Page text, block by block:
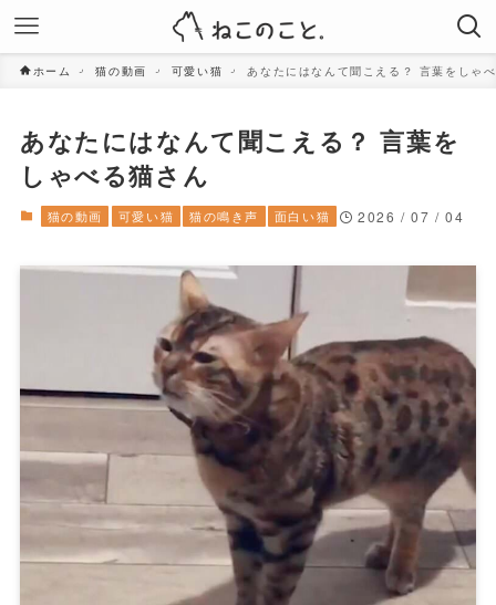
ホーム 猫の動画 可愛い猫 あなたにはなんて聞こえる？ 言葉をしゃ
あなたにはなんて聞こえる？ 言葉を
しゃべる猫さん
猫の動画 可愛い猫 猫の鳴き声 面白い猫 2026 / 07 / 04